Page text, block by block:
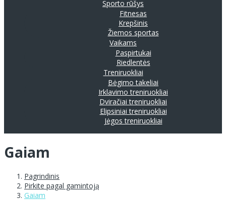
Sporto rūšys
Fitnesas
Krepšinis
Žiemos sportas
Vaikams
Paspirtukai
Riedlentės
Treniruokliai
Bėgimo takeliai
Irklavimo treniruokliai
Dviračiai treniruokliai
Elipsiniai treniruokliai
Jėgos treniruokliai
Gaiam
Pagrindinis
Pirkite pagal gamintoją
Gaiam